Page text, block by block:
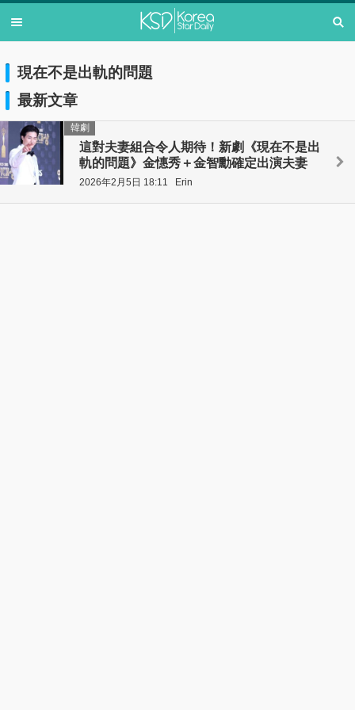
現在不是出軌的問題
最新文章
這對夫妻組合令人期待！新劇《現在不是出
軌的問題》金憓秀＋金智勳確定出演夫妻
韓劇
2026年2月5日 18:11 Erin